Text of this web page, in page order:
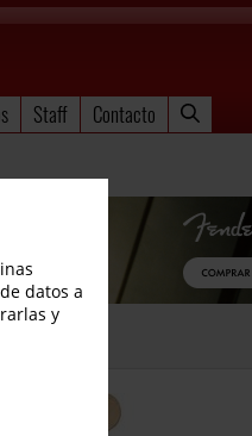
Staff Contacto
datos a
y